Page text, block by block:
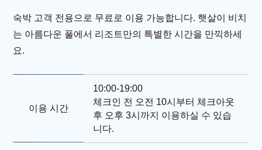
숙박 고객 전용으로 무료로 이용 가능합니다. 햇살이 비치
는 아름다운 풀에서 리조트만의 특별한 시간을 만끽하세
요.
이용 시간
10:00-19:00
체크인 전 오전 10시부터 체크아웃
후 오후 3시까지 이용하실 수 있습
니다.